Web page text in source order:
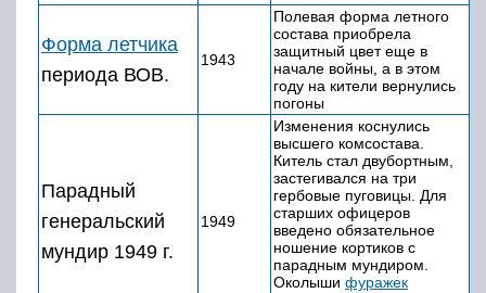
Форма летчика
периода ВОВ.
1943
Полевая форма летного
состава приобрела
защитный цвет еще в
начале войны, а в этом
году на кители вернулись
погоны
Парадный
генеральский
мундир 1949 г.
1949
Изменения коснулись
высшего комсостава.
Китель стал двубортным,
застегивался на три
гербовые пуговицы. Для
старших офицеров
введено обязательное
ношение кортиков с
парадным мундиром.
Околыши фуражек